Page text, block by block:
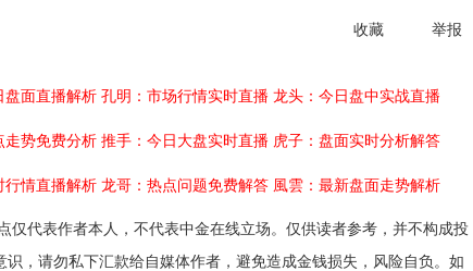
收藏 举报
盘面直播解析 孔明：市场行情实时直播 龙头：今日盘中实战直播
走势免费分析 推手：今日大盘实时直播 虎子：盘面实时分析解答
行情直播解析 龙哥：热点问题免费解答 風雲：最新盘面走势解析
仅代表作者本人，不代表中金在线立场。仅供读者参考，并不构成投
，请勿私下汇款给自媒体作者，避免造成金钱损失，风险自负。如